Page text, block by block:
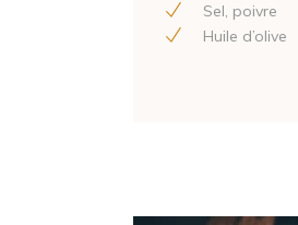
Sel, poivre
Huile d’olive